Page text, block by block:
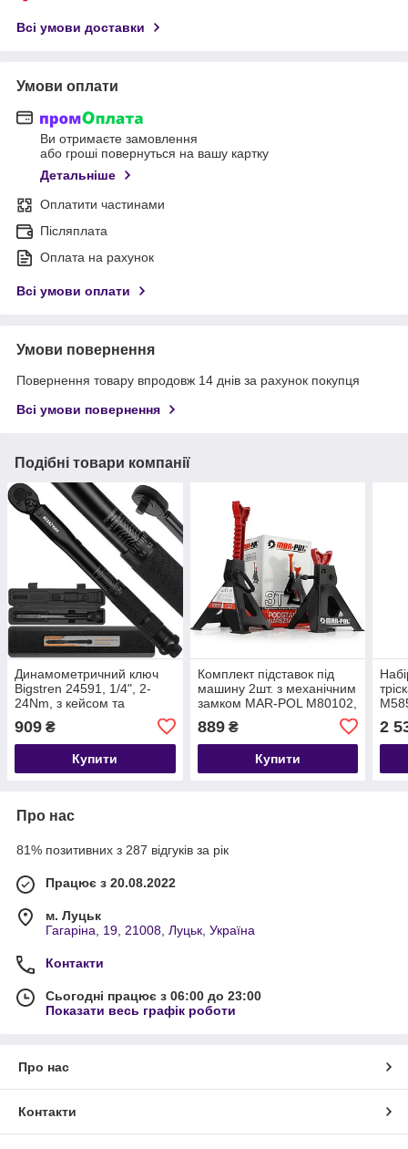
Всі умови доставки
Умови оплати
Ви отримаєте замовлення
або гроші повернуться на вашу картку
Детальніше
Оплатити частинами
Післяплата
Оплата на рахунок
Всі умови оплати
Умови повернення
Повернення товару впродовж 14 днів за рахунок покупця
Всі умови повернення
Подібні товари компанії
Динамометричний ключ
Bigstren 24591, 1/4", 2-
24Nm, з кейсом та
калібрування
909 ₴
Купити
Комплект підставок під
машину 2шт. з механічним
замком MAR-POL M80102,
тонни
889₴
Купити
2
Про нас
81% позитивних з 287 відгуків за рік
Працює з 20.08.2022
м. Луцьк
Гагаріна, 19, 21008, Луцьк, Україна
Контакти
Сьогодні працює з 06:00 до 23:00
Показати весь графік роботи
Про нас
Контакти